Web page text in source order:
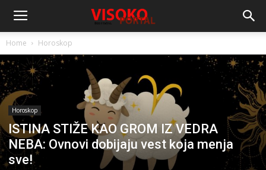
Home Horoskop
Horoskop
ISTINA STIŽE KAO GROM IZ VEDRA
NEBA: Ovnovi dobijaju vest koja menja
sve!